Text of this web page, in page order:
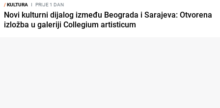
/KULTURA I PRIJE 1 DAN
Novi kulturni dijalog između Beograda i Sarajeva: Otvorena
izložba u galeriji Collegium artisticum